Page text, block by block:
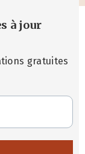
à jour
gratuites